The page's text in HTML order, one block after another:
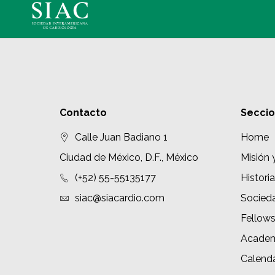
Contacto
Calle Juan Badiano 1
Ciudad de México, D.F., México
(+52) 55-55135177
siac@siacardio.com
Home
Misión
Historia
Fellows